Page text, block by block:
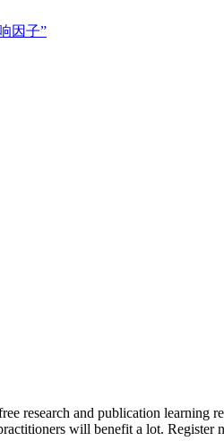
research and publication learning
will benefit a lot. Register